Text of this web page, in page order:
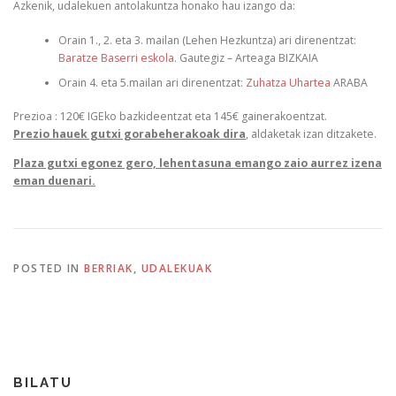
Azkenik, udalekuen antolakuntza honako hau izango da:
Orain 1., 2. eta 3. mailan (Lehen Hezkuntza) ari direnentzat:
Baratze Baserri eskola. Gautegiz – Arteaga BIZKAIA
Orain 4. eta 5.mailan ari direnentzat: Zuhatza Uhartea ARABA
Prezioa : 120€ IGEko bazkideentzat eta 145€ gainerakoentzat.
Prezio hauek gutxi gorabeherakoak dira, aldaketak izan ditzakete.
Plaza gutxi egonez gero, lehentasuna emango zaio aurrez izena
eman duenari.
POSTED IN BERRIAK, UDALEKUAK
BILATU